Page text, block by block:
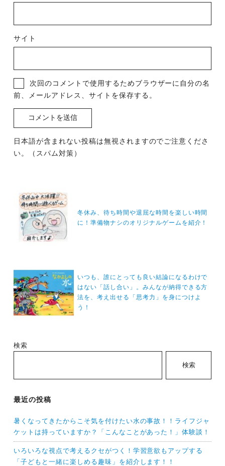
サイト
次回のコメントで使用するためブラウザーに自分の名
前、メールアドレス、サイトを保存する。
日本語が含まれない投稿は無視されますのでご注意くださ
い。（スパム対策）
稿
ナ
ビ
シ
ョ
ン
冬休み、待ち時間や退屈な時間を楽しい時間
に！準備物ナシのオリジナルゲームを紹介！
いつも、誰にとっても良い結論になるわけで
はない「話し合い」。みんなが納得できる方
法を、考え出せる「思考力」を身につけよ
う！
検索
検索
最近の投稿
暑くなってきたからこそ気を付けたい水の事故！！ライフジャ
ケットは持っていますか？「こんなことがあった！」体験談！
いろいろな視点で考えるクセがつく！学習意欲もアップする
「子どもと一緒に楽しめる趣味」を紹介します！！